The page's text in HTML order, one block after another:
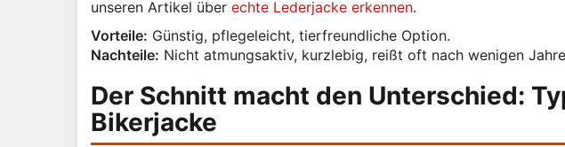
unseren Artikel über echte Lederjacke erkennen.
Vorteile: Günstig, pflegeleicht, tierfreundliche Option.
Nachteile: Nicht atmungsaktiv, kurzlebig, reißt oft nach wenigen
Der Schnitt macht den Unterschied:
Bikerjacke